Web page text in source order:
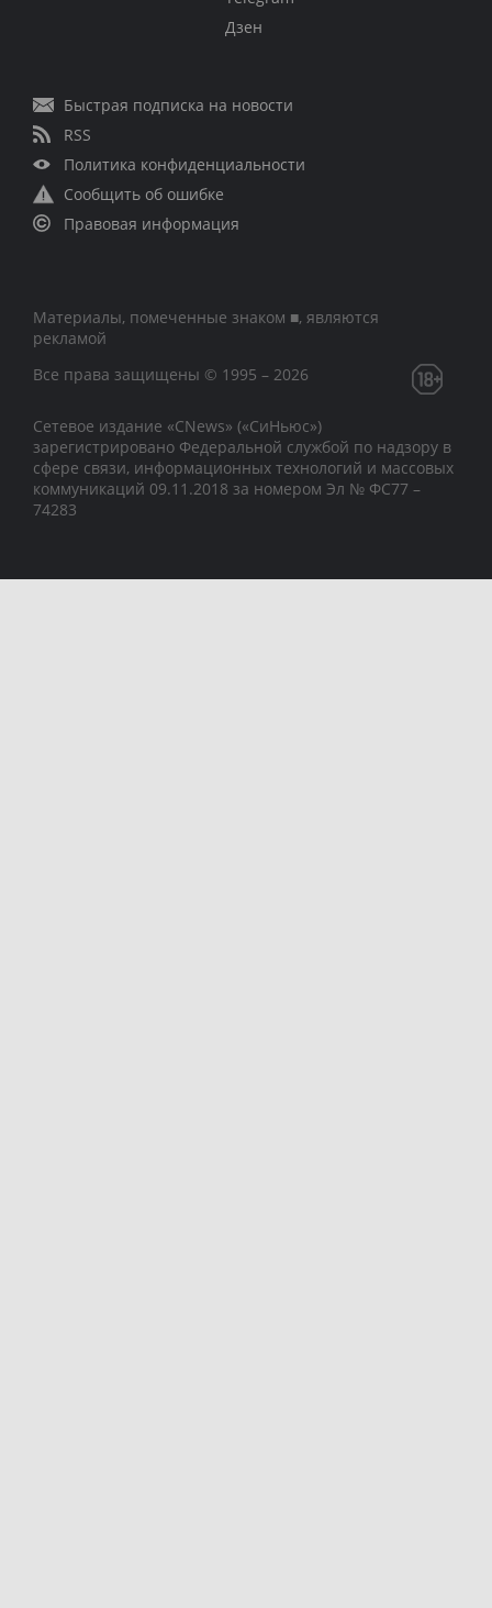
Дзен
Быстрая подписка на новости
RSS
Политика конфиденциальности
Сообщить об ошибке
Правовая информация
Материалы, помеченные знаком ■, являются
рекламой
Все права защищены © 1995 – 2026
Сетевое издание «CNews» («СиНьюс»)
зарегистрировано Федеральной службой по надзору в
сфере связи, информационных технологий и массовых
коммуникаций 09.11.2018 за номером Эл № ФС77 –
74283